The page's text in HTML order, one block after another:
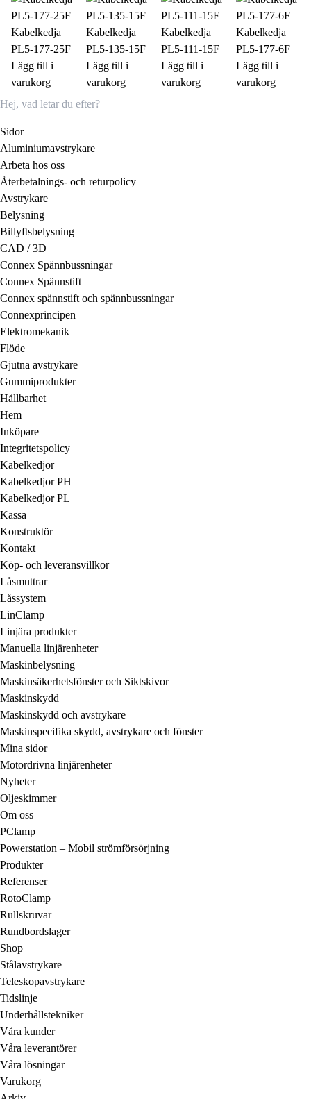
Kabelkedja
PL5-177-25F
Lägg till i
varukorg
Kabelkedja
PL5-135-15F
Lägg till i
varukorg
Kabelkedja
PL5-111-15F
Lägg till i
varukorg
Kabelkedja
PL5-177-6F
Lägg till i
varukorg
Sidor
Aluminiumavstrykare
Arbeta hos oss
Återbetalnings- och returpolicy
Avstrykare
Belysning
Billyftsbelysning
CAD / 3D
Connex Spännbussningar
Connex Spännstift
Connex spännstift och spännbussningar
Connexprincipen
Elektromekanik
Flöde
Gjutna avstrykare
Gummiprodukter
Hållbarhet
Hem
Inköpare
Integritetspolicy
Kabelkedjor
Kabelkedjor PH
Kabelkedjor PL
Kassa
Konstruktör
Kontakt
Köp- och leveransvillkor
Låsmuttrar
Låssystem
LinClamp
Linjära produkter
Manuella linjärenheter
Maskinbelysning
Maskinsäkerhetsfönster och Siktskivor
Maskinskydd
Maskinskydd och avstrykare
Maskinspecifika skydd, avstrykare och fönster
Mina sidor
Motordrivna linjärenheter
Nyheter
Oljeskimmer
Om oss
PClamp
Powerstation – Mobil strömförsörjning
Produkter
Referenser
RotoClamp
Rullskruvar
Rundbordslager
Shop
Stålavstrykare
Teleskopavstrykare
Tidslinje
Underhållstekniker
Våra kunder
Våra leverantörer
Våra lösningar
Varukorg